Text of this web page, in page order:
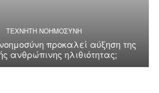
ΤΕΧΝΗΤΗ ΝΟΗΜΟΣΥΝΗ
προκαλεί αύξηση της
ανθρώπινης ηλιθιότητας;